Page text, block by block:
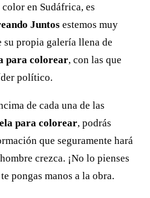
en Sudáfrica, es
Juntos estemos muy
su propia galería llena de
para colorear, con las que
político.
de cada una de las
para colorear, podrás
que seguramente hará
crezca. ¡No lo pienses
pongas manos a la obra.